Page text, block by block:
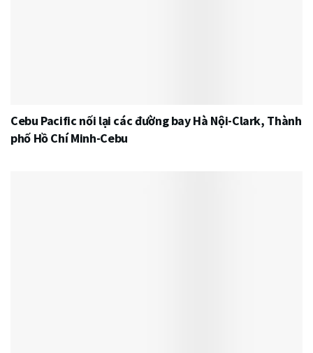
Cebu Pacific nối lại các đường bay Hà Nội-Clark, Thành
phố Hồ Chí Minh-Cebu